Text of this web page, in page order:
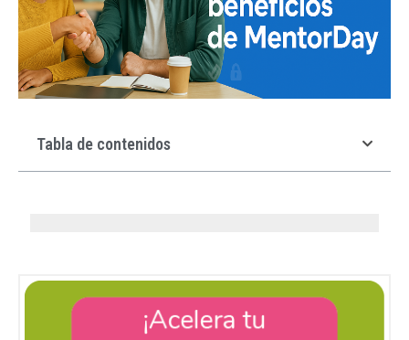
Tabla de contenidos